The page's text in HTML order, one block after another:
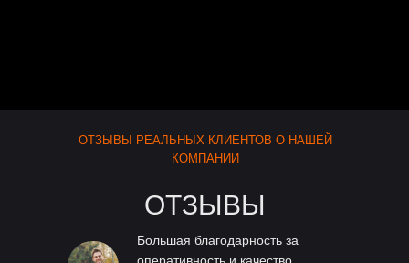
ОТЗЫВЫ
ОТЗЫВЫ РЕАЛЬНЫХ КЛИЕНТОВ О НАШЕЙ
КОМПАНИИ
Большая благодарность за